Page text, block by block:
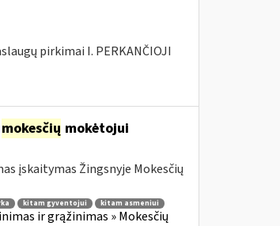
pirkimai I. PERKANČIOJI
mokesčių mokėtojui
įskaitymas Žingsnyje Mokesčių
kitam gyventojui kitam asmeniui
ir grąžinimas » Mokesčių